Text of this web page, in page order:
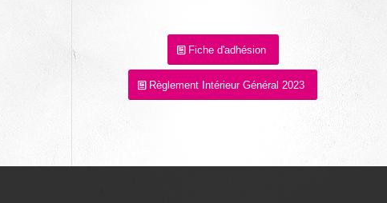
Fiche d'adhésion
Règlement Intérieur Général 2023